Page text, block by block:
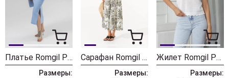
Платье Romgil РТ0179-ПЭ4 голубой
Размеры:
Сарафан Romgil РТ0143-ВИ4 молочный + светлый хаки + черный
Размеры:
Жилет Romgil РВ0563-ХЛ4 белый
Размеры: